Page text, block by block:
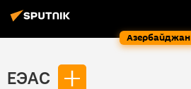
Азербайджан
ЕЭАС